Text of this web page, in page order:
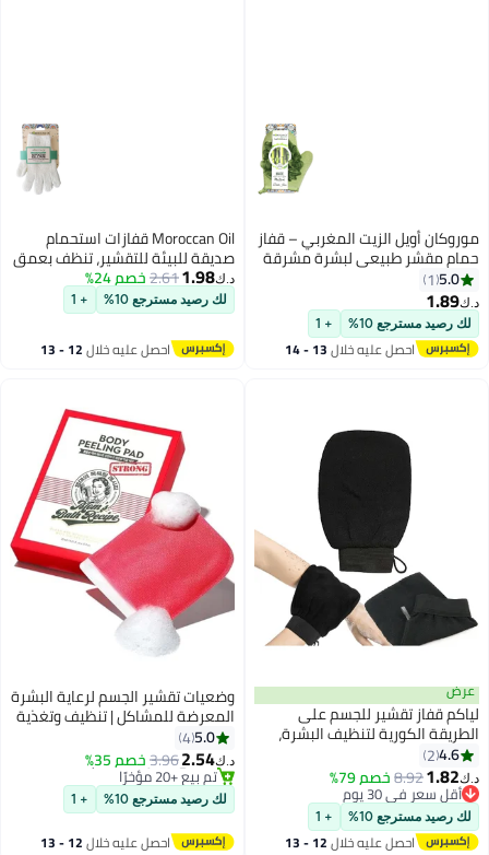
المغربي – قفاز
لبشرة مشرقة
للبيئة
لطيف وفعال
+ 1
خلال 13 - 14
Moroccan Oil قفازات استحمام
صديقة للبيئة للتقشير، تنظف بعمق
بلطف، تعزز التقشير، تنعش وتدلك
1.98
2.61 خصم 24%
+ 1
احصل عليه خلال 12 - 13
على
البشرة،
قفاز تقشير
- مقشر للجسم
قفاز عميق
يمنح توهجًا
التقرن
+ 1
خلال 12 - 13
وضعيات تقشير الجسم لرعاية البشرة
المعرضة للمشاكل | تنظيف وتغذية
البشرة بوصفة الأم | 25 مل | لوف 5.0
4
خصم 35%
#4 في قفازات الجسم
#4 في قفازات الجسم
لك رصيد مسترجع 10% + 1
احصل عليه خلال 12 - 13